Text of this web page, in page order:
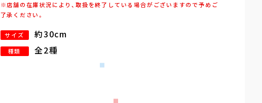
※店舗の在庫状況により、取扱を終了している場合がございますので予めご
了承ください。
サイズ 約30cm
種類 全2種